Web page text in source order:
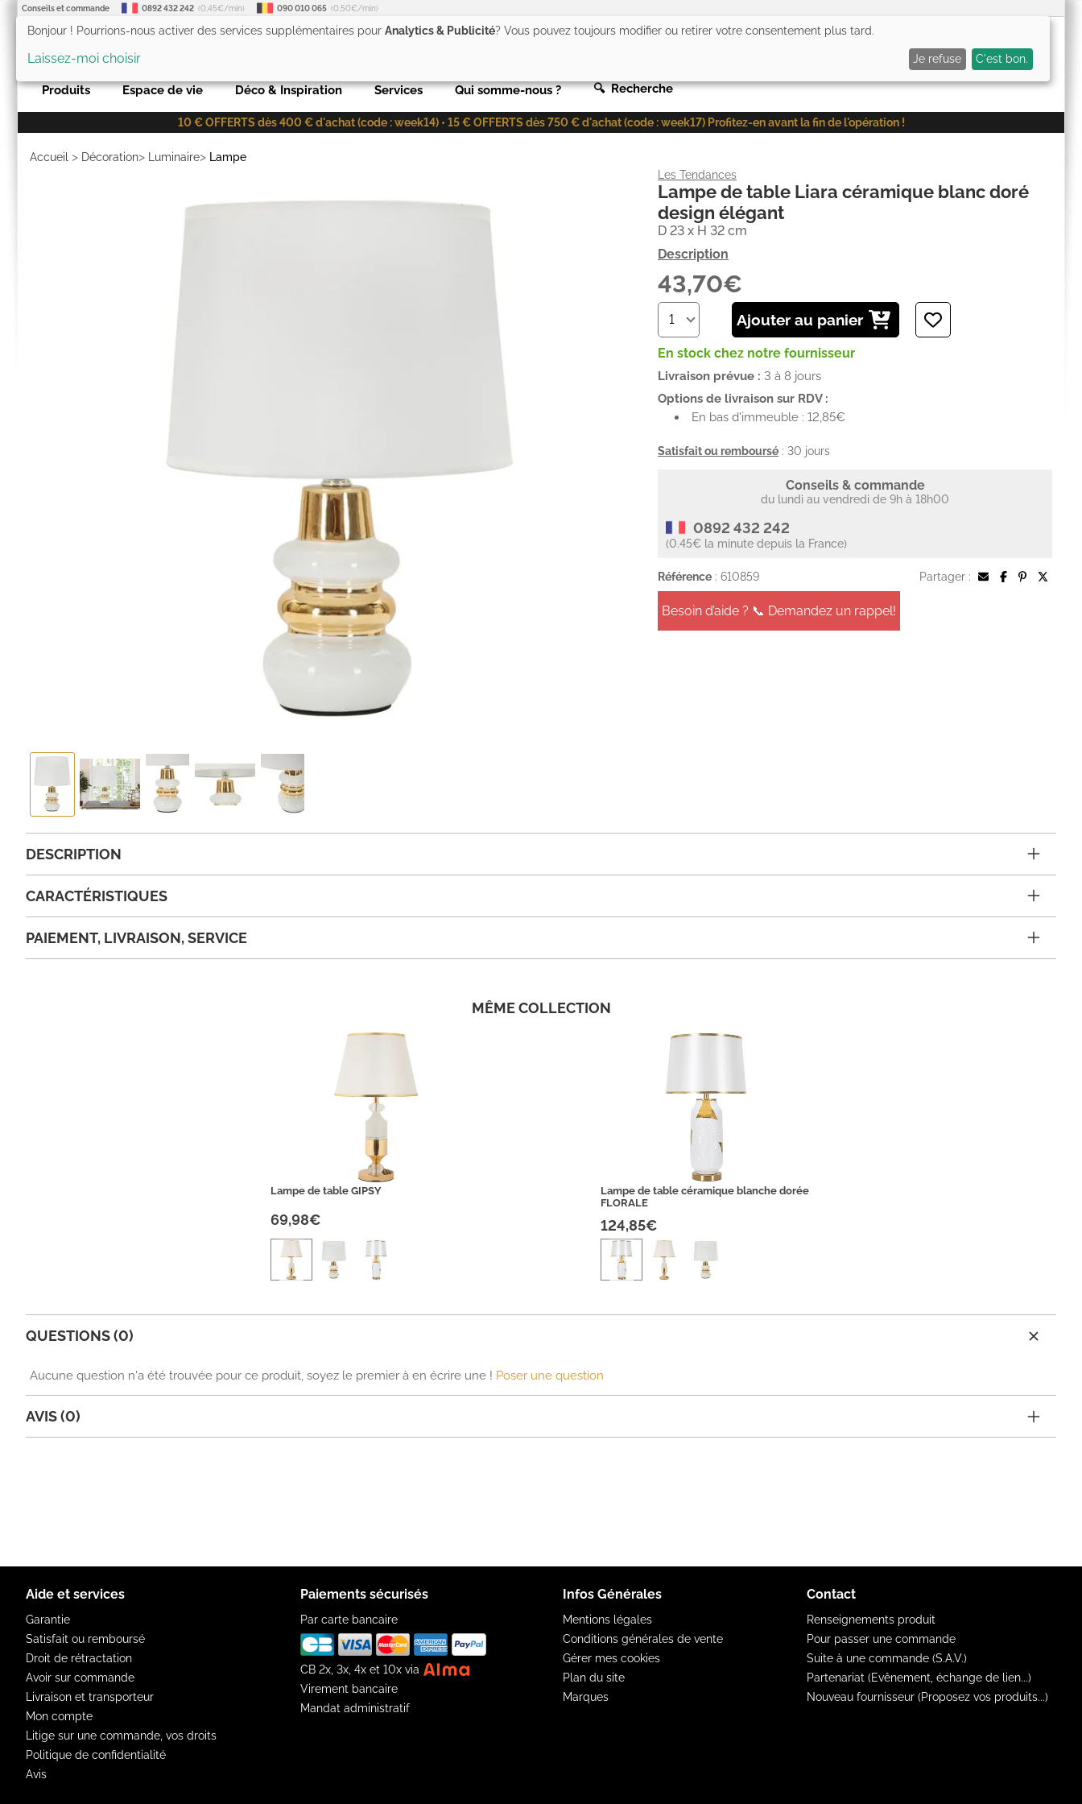
Conseils et commande 0892 432 242 (0,45€/min) 090 010 065 (0,50€/min)
0) Mon panier (0
Produits Espace de vie Déco & Inspiration Services Qui somme-nous ? 🔍 Recherche
10 € OFFERTS dès 400 € d'achat (code : week14) • 15 € OFFERTS dès 750 € d'achat (code : week17) Profitez-en avant la fin de l'opération !
Accueil > Décoration> Luminaire> Lampe
Les Tendances
Lampe de table Liara céramique blanc doré
design élégant
D 23 x H 32 cm
Description
43,70€
Ajouter au panier
En stock chez notre fournisseur
Livraison prévue : 3 à 8 jours
Options de livraison sur RDV :
En bas d'immeuble : 12,85€
Satisfait ou remboursé : 30 jours
Conseils & commande
du lundi au vendredi de 9h à 18h00
0892 432 242
(0.45€ la minute depuis la France)
Référence : 610859 Partager :
Besoin d’aide ? 📞 Demandez un rappel!
DESCRIPTION
CARACTÉRISTIQUES
PAIEMENT, LIVRAISON, SERVICE
MÊME COLLECTION
Lampe de table GIPSY
69,98€
Lampe de table céramique blanche dorée
FLORALE
124,85€
QUESTIONS (0)
Aucune question n'a été trouvée pour ce produit, soyez le premier à en écrire une ! Poser une question
AVIS (0)
Aide et services
Garantie
Satisfait ou remboursé
Droit de rétractation
Avoir sur commande
Livraison et transporteur
Mon compte
Litige sur une commande, vos droits
Politique de confidentialité
Avis
Paiements sécurisés
Par carte bancaire
CB 2x, 3x, 4x et 10x via
Virement bancaire
Mandat administratif
Infos Générales
Mentions légales
Conditions générales de vente
Gérer mes cookies
Plan du site
Marques
Contact
Renseignements produit
Pour passer une commande
Suite à une commande (S.A.V.)
Partenariat (Evênement, échange de lien...)
Nouveau fournisseur (Proposez vos produits...)
Bonjour ! Pourrions-nous activer des services supplémentaires pour Analytics & Publicité? Vous pouvez toujours modifier ou retirer votre consentement plus tard.
Laissez-moi choisir Je refuse C'est bon.